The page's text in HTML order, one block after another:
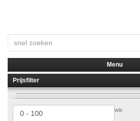
Menu
Prijsfilter
wis